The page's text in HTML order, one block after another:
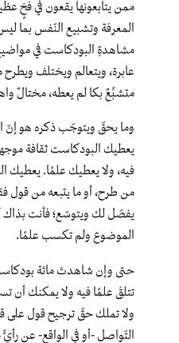
ممن يتابعونها يقعون في فخٍ
المعرفة وتشبيع النّفس بما
مشاهدةِ البودكاست في
عابرة، ويتعالم ويختلف
متشبِّعٌ بكا لم يعطه، مختالٌ
وما يحقّ ويتوجّب ذكره هو إنّ
يعطيك البودكاست ثقافة
فيه، ولا يعطيك علمًا. يعطيك
من طرح، أو ما يتبعه من قول
يفصّل لك ويتوسّع؛ فأنت
الموضوع ولم تكسب علمًا.
حتى وإن شاهدتَ مائة
تتلقَ علمًا فيه ولا يمكنك
ولا تملك حقّ ترجيح قول على
التّواصل -أو في الواقع- عن رأيٍّ